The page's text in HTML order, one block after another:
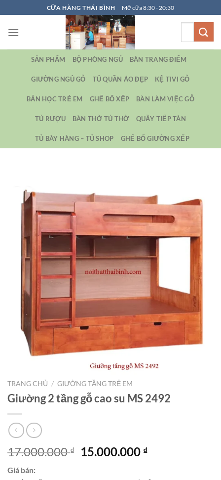
qua
nội
CỬA HÀNG THÁI BÌNH Mở cửa 8:30 - 20:30
SẢN PHẨM BỘ PHÒNG NGỦ BÀN TRANG ĐIỂM
GIƯỜNG NGỦ GỖ TỦ QUẦN ÁO ĐẸP KỆ TIVI GỖ
BẢN HỌC TRẺ EM GHẾ BỐ XẾP BÀN LÀM VIỆC GỖ
TỦ RƯỢU BÀN THỜ TỦ THỜ QUẦY TIẾP TÂN
TỦ BÀY HÀNG – TỦ SHOP GHẾ BỐ GIƯỜNG XẾP
TRANG CHỦ / GIƯỜNG TẦNG TRẺ EM
Giường 2 tầng gỗ cao su MS 2492
17.000.000₫
Giá
15.000.000 ₫Giá
Giá bán: